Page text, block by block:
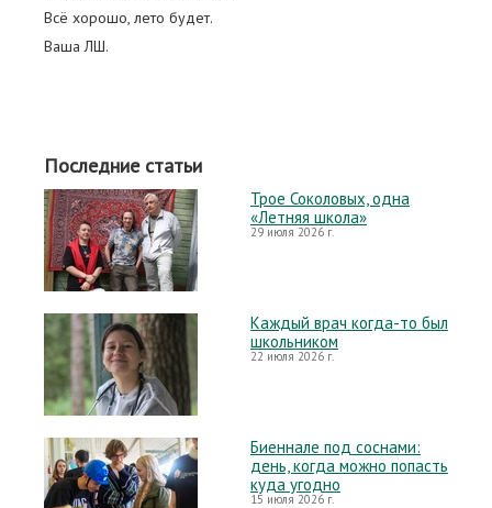
Всё хорошо, лето будет.
Ваша ЛШ.
Последние статьи
Трое Соколовых, одна
«Летняя школа»
29 июля 2026 г.
Каждый врач когда-то был
школьником
22 июля 2026 г.
Биеннале под соснами:
день, когда можно попасть
куда угодно
15 июля 2026 г.